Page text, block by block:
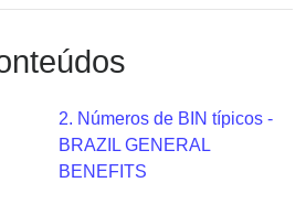
2. Números de BIN típicos -
BRAZIL GENERAL
BENEFITS